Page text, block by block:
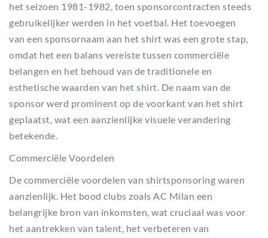
het seizoen 1981-1982, toen sponsorcontracten steeds
gebruikelijker werden in het voetbal. Het toevoegen
van een sponsornaam aan het shirt was een grote stap,
omdat het een balans vereiste tussen commerciële
belangen en het behoud van de traditionele en
esthetische waarden van het shirt. De naam van de
sponsor werd prominent op de voorkant van het shirt
geplaatst, wat een aanzienlijke visuele verandering
betekende.
Commerciële Voordelen
De commerciële voordelen van shirtsponsoring waren
aanzienlijk. Het bood clubs zoals AC Milan een
belangrijke bron van inkomsten, wat cruciaal was voor
het aantrekken van talent, het verbeteren van